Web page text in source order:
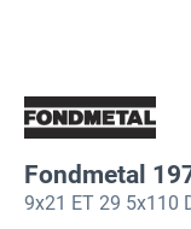
Fondmetal
9x21 ET 29 5x110